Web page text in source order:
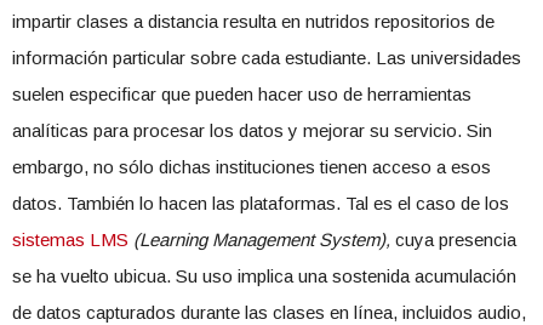
impartir clases a distancia resulta en nutridos repositorios de
información particular sobre cada estudiante. Las universidades
suelen especificar que pueden hacer uso de herramientas
analíticas para procesar los datos y mejorar su servicio. Sin
embargo, no sólo dichas instituciones tienen acceso a esos
datos. También lo hacen las plataformas. Tal es el caso de los
sistemas LMS (Learning Management System), cuya presencia
se ha vuelto ubicua. Su uso implica una sostenida acumulación
de datos capturados durante las clases en línea, incluidos audio,